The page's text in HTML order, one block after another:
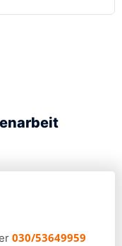
030/53649959